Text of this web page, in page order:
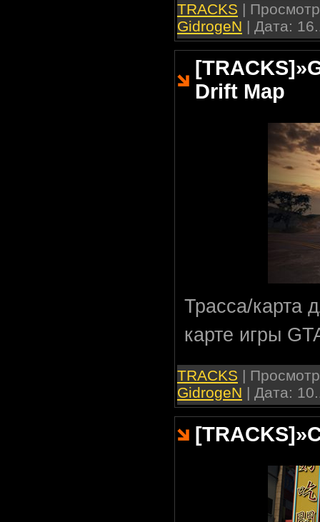
TRACKS |
GidrogeN | Дата:
[TRACKS]»
Drift Map
Трасса/карта
карте игры
TRACKS |
GidrogeN | Дата:
[TRACKS]»